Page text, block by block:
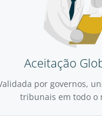
Aceitação
por governos,
tribunais em todo o